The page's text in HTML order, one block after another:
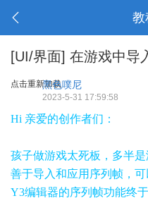
教
[UI/界面] 在游戏中导
点击重新加载黑色噗尼
2023-5-31 17:59:58
Hi 亲爱的创作者们：
孩子做游戏太死板，多半是
善于导入和应用序列帧，
Y3编辑器的序列帧功能终于